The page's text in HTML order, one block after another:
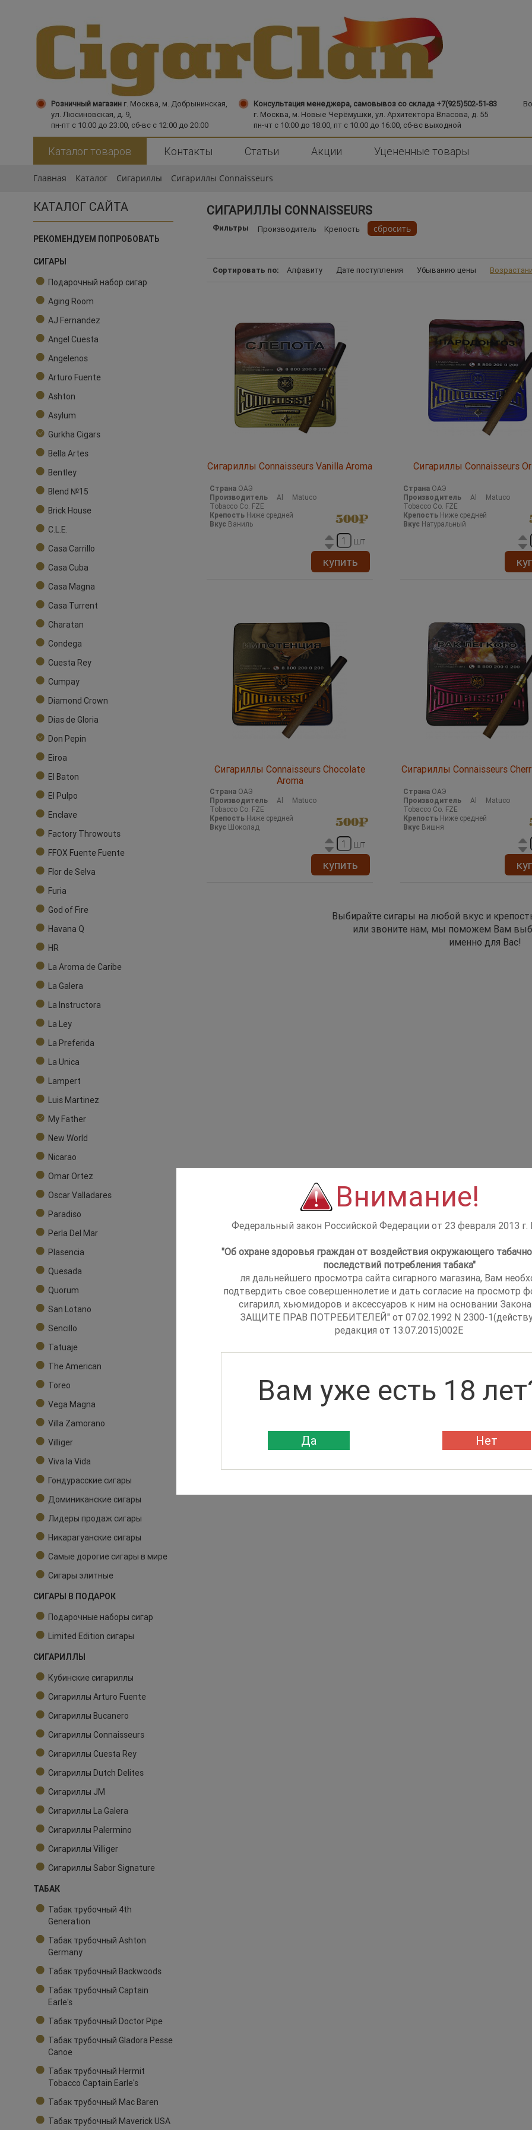
Розничный магазин г. Москва, м. Добрынинская,
ул. Люсиновская, д. 9,
пн-пт с 10:00 до 23:00, сб-вс с 12:00 до 20:00
Консультация менеджера, самовывоз со склада +7(925)502-51-83
г. Москва, м. Новые Черёмушки, ул. Архитектора Власова, д. 55
пн-чт с 10:00 до 18:00, пт с 10:00 до 16:00, сб-вс выходной
Каталог товаров Контакты Статьи Акции Уцененные товары
Главная Каталог Сигариллы Сигариллы Connaisseurs
КАТАЛОГ САЙТА
РЕКОМЕНДУЕМ ПОПРОБОВАТЬ
СИГАРЫ
Подарочный набор сигар
Aging Room
AJ Fernandez
Angel Cuesta
Angelenos
Arturo Fuente
Ashton
Asylum
Gurkha Cigars
Bella Artes
Bentley
Blend №15
Brick House
C.L.E.
Casa Carrillo
Casa Cuba
Casa Magna
Casa Turrent
Charatan
Condega
Cuesta Rey
Cumpay
Diamond Crown
Dias de Gloria
Don Pepin
Eiroa
El Baton
El Pulpo
Enclave
Factory Throwouts
FFOX Fuente Fuente
Flor de Selva
Furia
God of Fire
Havana Q
HR
La Aroma de Caribe
La Galera
La Instructora
La Ley
La Preferida
La Unica
Lampert
Luis Martinez
My Father
New World
Nicarao
Omar Ortez
Oscar Valladares
Paradiso
Perla Del Mar
Plasencia
Quesada
Quorum
San Lotano
Sencillo
Tatuaje
The American
Toreo
Vega Magna
Villa Zamorano
Villiger
Viva la Vida
Гондурасские сигары
Доминиканские сигары
Лидеры продаж сигары
Никарагуанские сигары
Самые дорогие сигары в мире
Сигары элитные
СИГАРЫ В ПОДАРОК
Подарочные наборы сигар
Limited Edition сигары
СИГАРИЛЛЫ
Кубинские сигариллы
Сигариллы Arturo Fuente
Сигариллы Bucanero
Сигариллы Connaisseurs
Сигариллы Cuesta Rey
Сигариллы Dutch Delites
Сигариллы JM
Сигариллы La Galera
Сигариллы Palermino
Сигариллы Villiger
Сигариллы Sabor Signature
ТАБАК
Табак трубочный 4th
Generation
Табак трубочный Ashton
Germany
Табак трубочный Backwoods
Табак трубочный Captain
Earle's
Табак трубочный Doctor Pipe
Табак трубочный Gladora Pesse
Canoe
Табак трубочный Hermit
Tobacco Captain Earle's
Табак трубочный Mac Baren
Табак трубочный Maverick USA
СИГАРИЛЛЫ CONNAISSEURS
Фильтры Производитель Крепость сбросить
Сортировать по: Алфавиту Дате поступления Убыванию цены
Сигариллы Connaisseurs Vanilla Aroma
Страна ОАЭ
Производитель Al Matuco
Tobacco Co. FZE
Крепость Ниже средней
Вкус Ваниль 500
шт
купить
Сигариллы Connaisseurs
Страна ОАЭ
Производитель Al Matuco
Tobacco Co. FZE
Крепость Ниже средней
Вкус Натуральный
Сигариллы Connaisseurs Chocolate
Aroma
Страна ОАЭ
Производитель Al Matuco
Tobacco Co. FZE
Крепость Ниже средней
Вкус Шоколад 500
шт
купить
Сигариллы Connaisseurs
Страна ОАЭ
Производитель Al Matuco
Tobacco Co. FZE
Крепость Ниже средней
Вкус Вишня
Выбирайте сигары на любой вкус и
или звоните нам, мы поможем Вам
именно для Вас!
Внимание!
Федеральный закон Российской Федерации от 23 февраля 2013
"Об охране здоровья граждан от воздействия окружающего
последствий потребления табака"
ля дальнейшего просмотра сайта сигарного магазина, Вам
подтвердить свое совершеннолетие и дать согласие на просмотр
сигарилл, хьюмидоров и аксессуаров к ним на основании
ЗАЩИТЕ ПРАВ ПОТРЕБИТЕЛЕЙ" от 07.02.1992 N 2300-
редакция от 13.07.2015)002E
Вам уже есть 18
Да Нет